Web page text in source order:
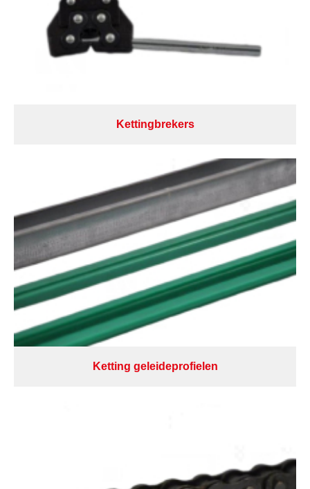
Kettingbrekers
Ketting geleideprofielen